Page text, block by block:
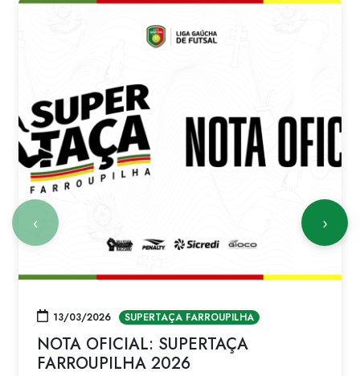
13/03/2026 SUPERTAÇA FARROUPILHA
NOTA OFICIAL: SUPERTAÇA
FARROUPILHA 2026
‹ ›